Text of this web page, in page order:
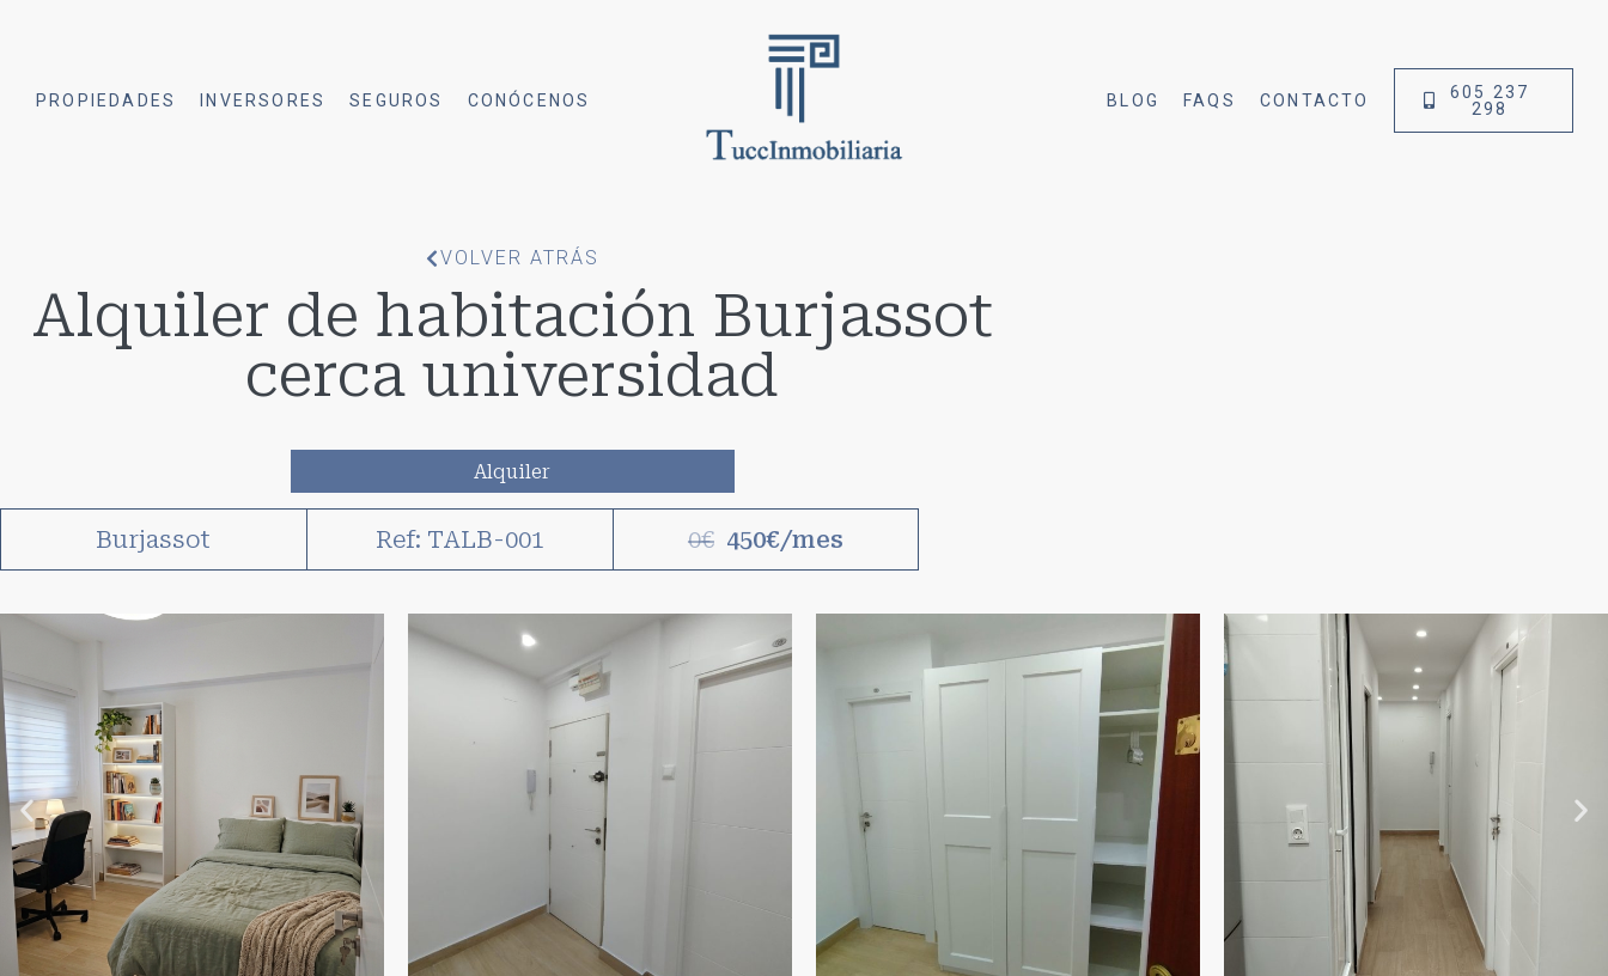
PROPIEDADES INVERSORES SEGUROS CONÓCENOS BLOG FAQS CONTACTO
605 237
298
VOLVER ATRÁS
Alquiler de habitación Burjassot
cerca universidad
Alquiler
Burjassot Ref: TALB-001 0€ 450€/mes